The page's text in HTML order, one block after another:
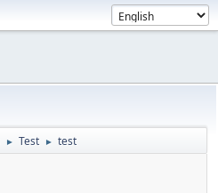
► Test ► test